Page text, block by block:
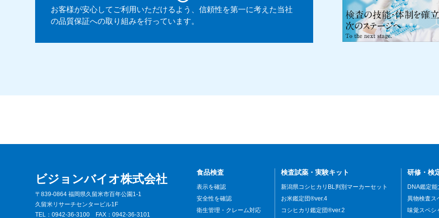
お客様が安心してご利用いただけるよう、信頼性を第一に考えた当社
の品質保証への取り組みを行っています。
ビジョンバイオ株式会社
〒839-0864 福岡県久留米市百年公園1-1
久留米リサーチセンタービル1F
TEL： 0942-36-3100 FAX：0942-36-3101
食品検査
表示を確認
安全性を確認
衛生管理・クレーム対応
検査試薬・実験キット
新潟県コシヒカリBL判別マーカーセット
お米鑑定団®ver.4
コシヒカリ鑑定団®ver.2
研修・検
DNA鑑定能
異物検査ス
味覚スペシ